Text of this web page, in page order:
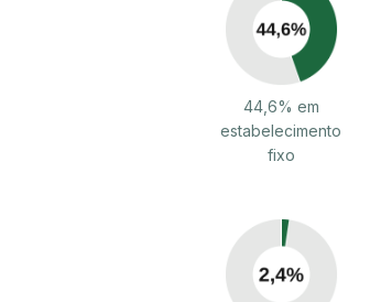
44,6% em
estabelecimento
fixo